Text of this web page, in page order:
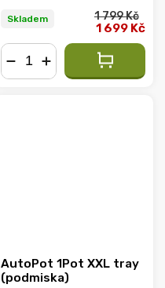
Skladem 1 799 Kč
1 699 Kč
AutoPot 1Pot XXL tray
(podmiska)